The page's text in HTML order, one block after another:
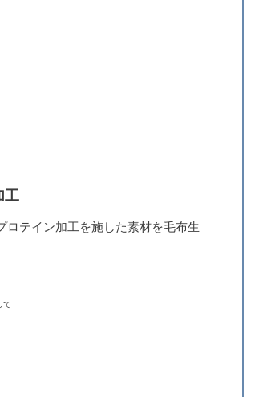
工
ロテイン加工を施した素材を毛布生
て